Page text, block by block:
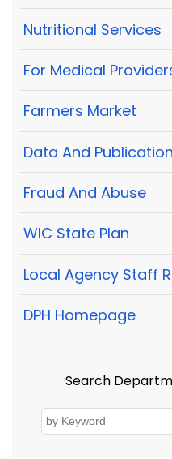
Nutritional Services
For Medical
Farmers Market
Data And
Fraud And Abuse
WIC State Plan
Local Agency Staff
DPH Homepage
Search